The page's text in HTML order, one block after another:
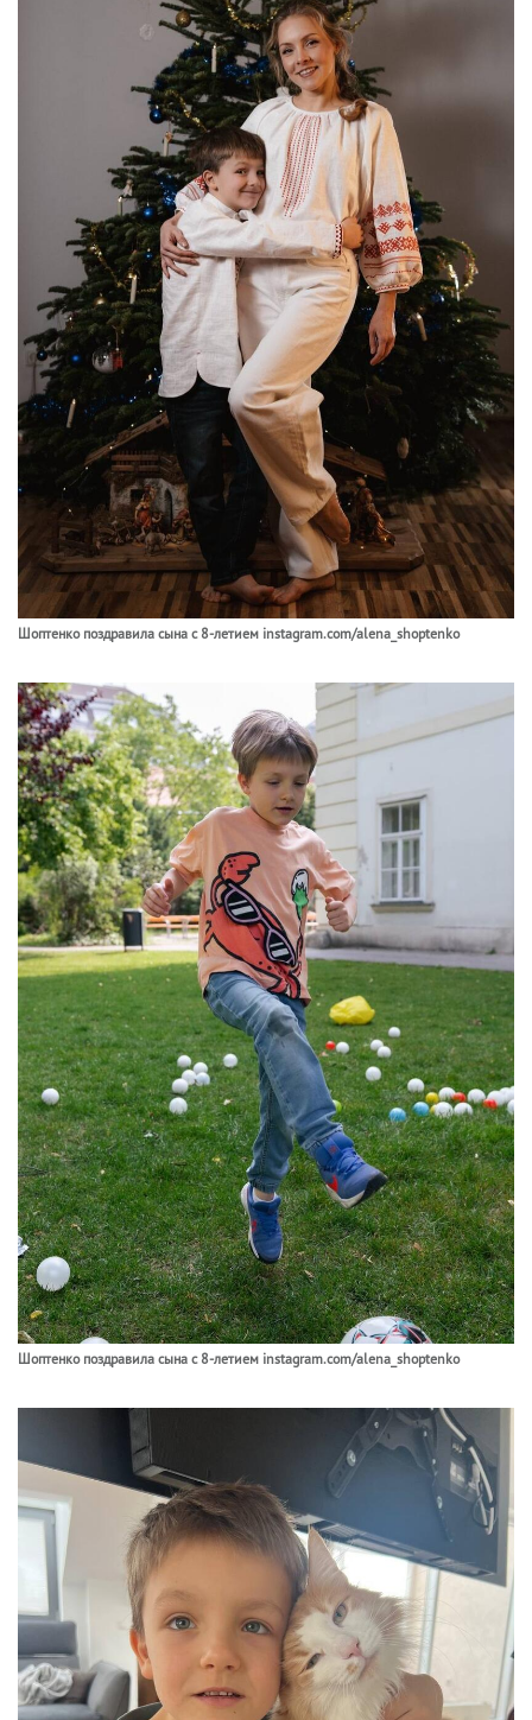
Шоптенко поздравила сына с 8-летием instagram.com/alena_shoptenko
Шоптенко поздравила сына с 8-летием instagram.com/alena_shoptenko